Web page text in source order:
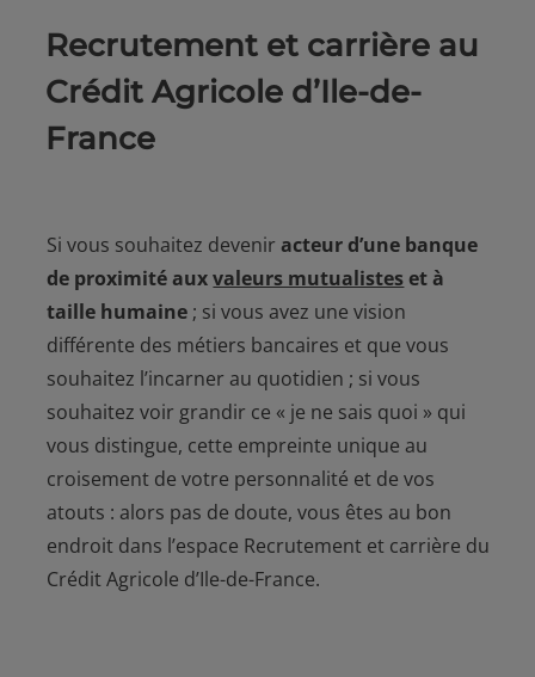
Recrutement et carrière au
Crédit Agricole d’Ile-de-
France
Si vous souhaitez deveniracteur d’une banque
de proximité auxvaleurs mutualisteset à
taille humaine ; si vous avez une vision
différente des métiers bancaires et que vous
souhaitez l’incarner au quotidien ; si vous
souhaitez voir grandir ce « je ne sais quoi » qui
vous distingue, cette empreinte unique au
croisement de votre personnalité et de vos
atouts : alors pas de doute, vous êtes au bon
endroit dans l’espace Recrutement et carrière du
Crédit Agricole d’Ile-de-France.